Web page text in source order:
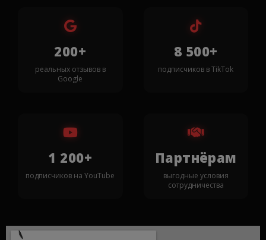
200+
реальных отзывов в
Google
8 500+
подписчиков в TikTok
1 200+
подписчиков на YouTube
Партнёрам
выгодные условия
сотрудничества